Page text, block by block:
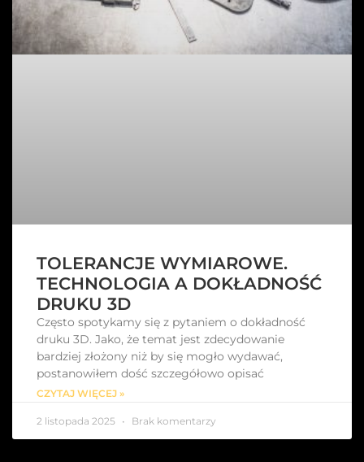
TOLERANCJE WYMIAROWE.
TECHNOLOGIA A DOKŁADNOŚĆ
DRUKU 3D
Często spotykamy się z pytaniem o dokładność
druku 3D. Jako, że temat jest zdecydowanie
bardziej złożony niż by się mogło wydawać,
postanowiłem dość szczegółowo opisać
CZYTAJ WIĘCEJ »
2 listopada 2025 Brak komentarzy